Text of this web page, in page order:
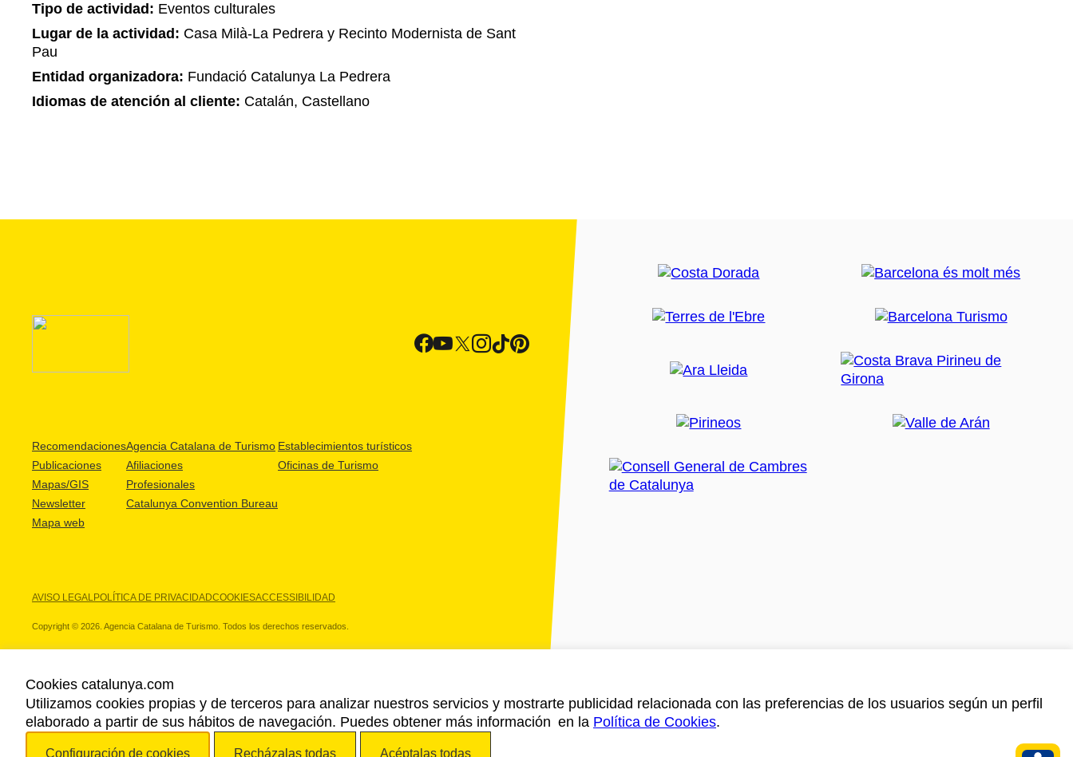
Tipo de actividad: Eventos culturales
Lugar de la actividad: Casa Milà-La Pedrera y Recinto Modernista de Sant
Pau
Entidad organizadora: Fundació Catalunya La Pedrera
Idiomas de atención al cliente: Catalán, Castellano
Recomendaciones
Publicaciones
Mapas/GIS
Newsletter
Mapa web
Agencia Catalana de Turismo
Afiliaciones
Profesionales
Catalunya Convention Bureau
Establecimientos turísticos
Oficinas de Turismo
AVISO LEGALPOLÍTICA DE PRIVACIDADCOOKIESACCESSIBILIDAD
Copyright © 2026. Agencia Catalana de Turismo. Todos los derechos reservados.
NUESTROS PARTNERS
Cookies catalunya.com
Utilizamos cookies propias y de terceros para analizar nuestros servicios y mostrarte publicidad relacionada con las preferencias de los usuarios según un perfil
elaborado a partir de sus hábitos de navegación. Puedes obtener más información en la Política de Cookies.
Configuración de cookies Recházalas todas Acéptalas todas